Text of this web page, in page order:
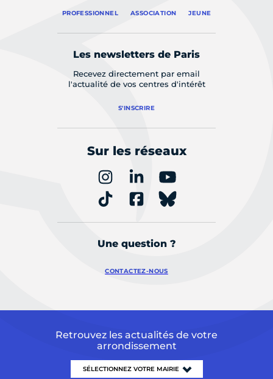
PROFESSIONNEL ASSOCIATION JEUNE
Les newsletters de Paris
Recevez directement par email
l'actualité de vos centres d'intérêt
S'INSCRIRE
Sur les réseaux
Une question ?
CONTACTEZ-NOUS
Retrouvez les actualités de votre
arrondissement